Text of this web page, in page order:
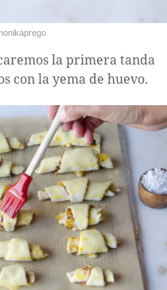
la primera tanda
con la yema de huevo.